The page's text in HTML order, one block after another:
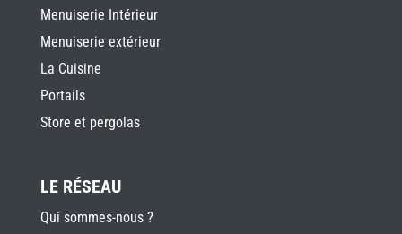
Menuiserie Intérieur
Menuiserie extérieur
La Cuisine
Portails
Store et pergolas
LE RÉSEAU
Qui sommes-nous ?